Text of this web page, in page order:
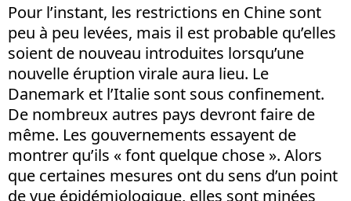
Pour l’instant, les restrictions en Chine sont
peu à peu levées, mais il est probable qu’elles
soient de nouveau introduites lorsqu’une
nouvelle éruption virale aura lieu. Le
Danemark et l’Italie sont sous confinement.
De nombreux autres pays devront faire de
même. Les gouvernements essayent de
montrer qu’ils « font quelque chose ». Alors
que certaines mesures ont du sens d’un point
de vue épidémiologique, elles sont minées